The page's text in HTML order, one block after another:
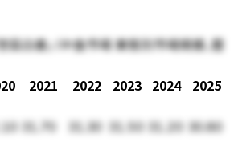
菜白書」（中食市場 業態別市場規模、暦
2021 2022 2023 2024
2025
31.70 31.30 31.50 31.20 30.80